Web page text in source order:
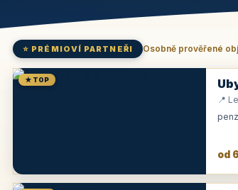
⭐ PRÉMIOVÍ PARTNEŘI Osobně prověřené
★ TOP
📍
od